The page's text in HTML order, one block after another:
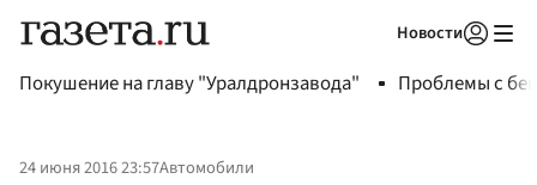
Новости
Покушение на главу "Уралдронзавода" Проблемы с
24 июня 2016 23:57Автомобили